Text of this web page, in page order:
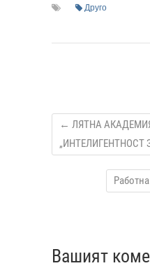
Друго
← ЛЯТНА
„ИНТЕЛИГЕНТНОСТ
Вашият